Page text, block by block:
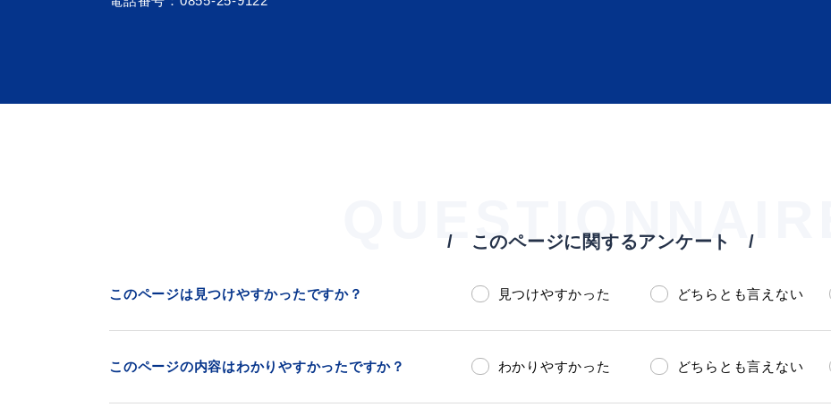
QUESTIONNAIRE
このページに関するアンケート
このページは見つけやすかったですか？ 見つけやすかった どちらとも言えない
このページの内容はわかりやすかったですか？ わかりやすかった どちらとも言えない